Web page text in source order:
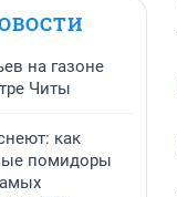
на газоне
Читы
как
помидоры